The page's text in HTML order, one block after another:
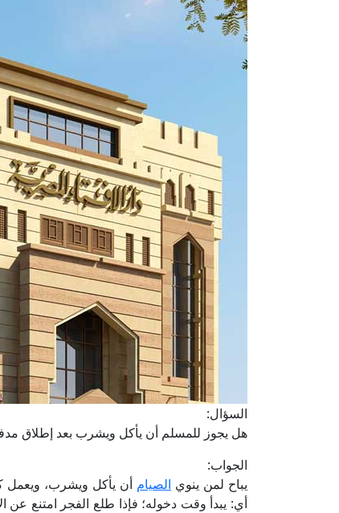
السؤال:
هل يجوز للمسلم أن يأكل ويشرب بعد إطلاق
الجواب:
يباح لمن ينوي الصيام أن يأكل ويشرب، ويعمل
أي: يبدأ وقت دخوله؛ فإذا طلع الفجر امتنع